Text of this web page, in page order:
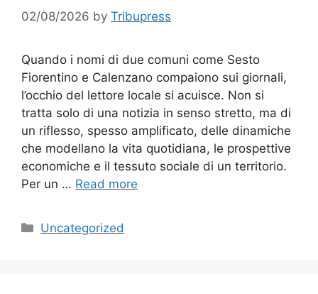
02/08/2026 by Tribupress
Quando i nomi di due comuni come Sesto
Fiorentino e Calenzano compaiono sui giornali,
l’occhio del lettore locale si acuisce. Non si
tratta solo di una notizia in senso stretto, ma di
un riflesso, spesso amplificato, delle dinamiche
che modellano la vita quotidiana, le prospettive
economiche e il tessuto sociale di un territorio.
Per un … Read more
Categories
Uncategorized